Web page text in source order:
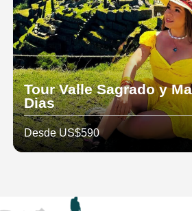
Tour Valle Sagrado y
Dias
Desde US$590